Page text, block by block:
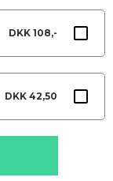
DKK 108,-
DKK 42,50